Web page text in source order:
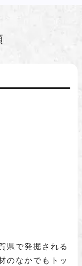
県で発掘される
のなかでもトッ